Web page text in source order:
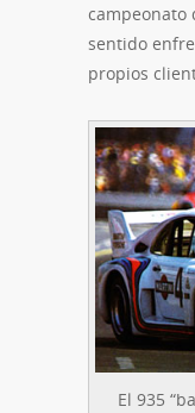
campeonato
sentido
propios
El 935